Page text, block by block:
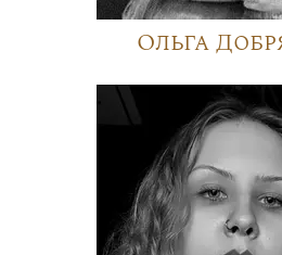
Ольга